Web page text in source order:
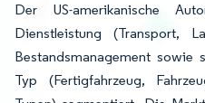
Der US-amerikanische
Dienstleistung (Transport,
Bestandsmanagement sowie
Typ (Fertigfahrzeug,